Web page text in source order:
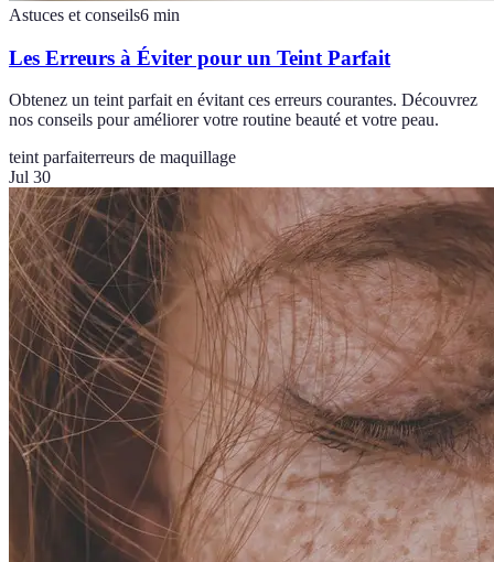
Astuces et conseils6 min
Les Erreurs à Éviter pour un Teint Parfait
Obtenez un teint parfait en évitant ces erreurs courantes. Découvrez
nos conseils pour améliorer votre routine beauté et votre peau.
teint parfaiterreurs de maquillage
Jul 30